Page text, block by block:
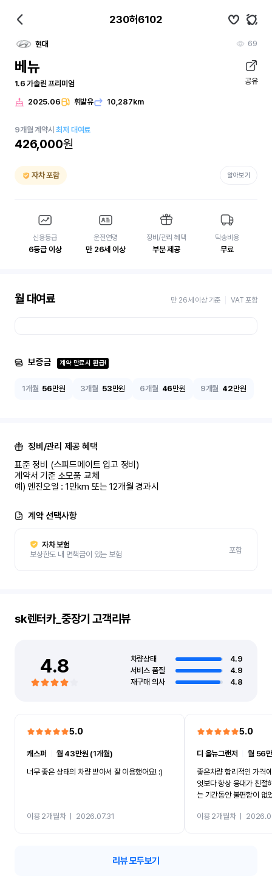
230허6102
현대 69
베뉴
1.6 가솔린 프리미엄 공유
2025.06 휘발유 10,287km
9개월 계약시최저 대여료
426,000원
자차 포함 알아보기
신용등급
6등급 이상
운전연령
만 26세 이상
정비/관리 혜택
부분 제공
탁송비용
무료
월 대여료 만 26세 이상 기준 VAT 포함
보증금 계약 만료시 환급!
1개월 56만원 3개월 53만원 6개월 46만원 9개월 42만원
정비/관리 제공 혜택
표준 정비 (스피드메이트 입고 정비)
계약서 기준 소모품 교체
예) 엔진오일 : 1만km 또는 12개월 경과시
계약 선택사항
자차 보험
보상한도 내 면책금이 있는 보험
포함
sk렌터카_중장기 고객리뷰
4.8 차량상태
4.9
서비스 품질
4.9
재구매 의사
4.8
5.0
캐스퍼
월 43만원 (1개월)
너무 좋은 상태의 차량 받아서 잘 이용했어요! :)
이용 2개월차ㅣ 2026.07.31
5.0
디 올뉴그랜저 ㅣ월 56
좋은차량 합리적인 가격
엇보다 항상 응대가 친절
는 기간동안 불편함이 없
카 렌트 고민없이 강추합
이용 2개월차ㅣ
리뷰 모두보기